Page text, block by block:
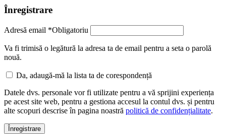
Înregistrare
Adresă email *Obligatoriu
Va fi trimisă o legătură la adresa ta de email pentru a seta o parolă
nouă.
Da, adaugă-mă la lista ta de corespondență
Datele dvs. personale vor fi utilizate pentru a vă sprijini experiența
pe acest site web, pentru a gestiona accesul la contul dvs. și pentru
alte scopuri descrise în pagina noastră politică de confidențialitate.
Înregistrare